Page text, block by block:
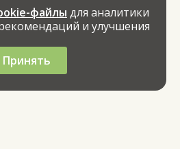
файлы для аналитики
и улучшения
Принять